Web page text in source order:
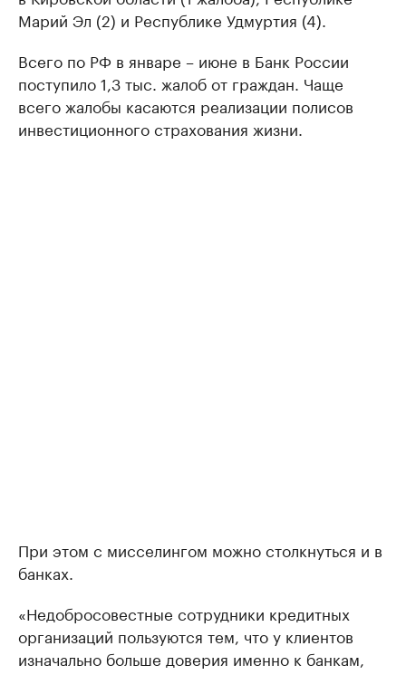
Марий Эл (2) и Республике Удмуртия (4).
Всего по РФ в январе – июне в Банк России
поступило 1,3 тыс. жалоб от граждан. Чаще
всего жалобы касаются реализации полисов
инвестиционного страхования жизни.
При этом с мисселингом можно столкнуться и в
банках.
«Недобросовестные сотрудники кредитных
организаций пользуются тем, что у клиентов
изначально больше доверия именно к банкам,